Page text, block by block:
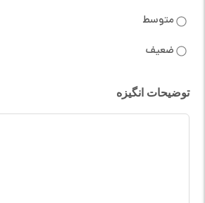
متوسط
ضعیف
توضیحات انگیزه